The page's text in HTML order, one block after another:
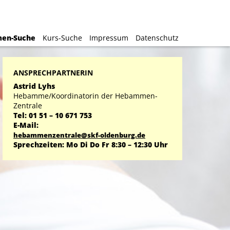
Suche Kurs-Suche Impressum Datenschutz
Suche Kurs-Suche Impressum Datenschutz
ANSPRECHPARTNERIN
Astrid Lyhs
Hebamme/Koordinatorin der Hebammen-
Zentrale
Tel: 01 51 – 10 671 753
E-Mail:
hebammenzentrale@skf-oldenburg.de
Sprechzeiten: Mo Di Do Fr 8:30 – 12:30 Uhr